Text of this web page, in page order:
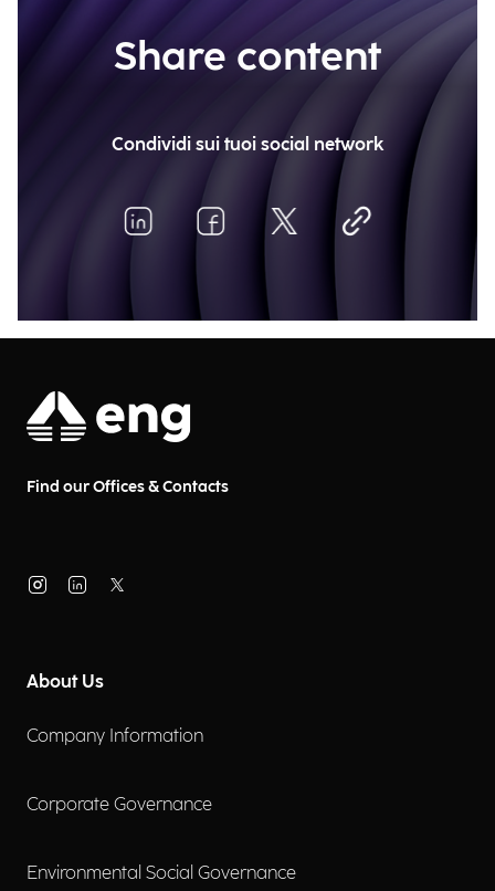
Share content
Condividi sui tuoi social network
Find our Offices & Contacts
About Us
Company Information
Corporate Governance
Environmental Social Governance